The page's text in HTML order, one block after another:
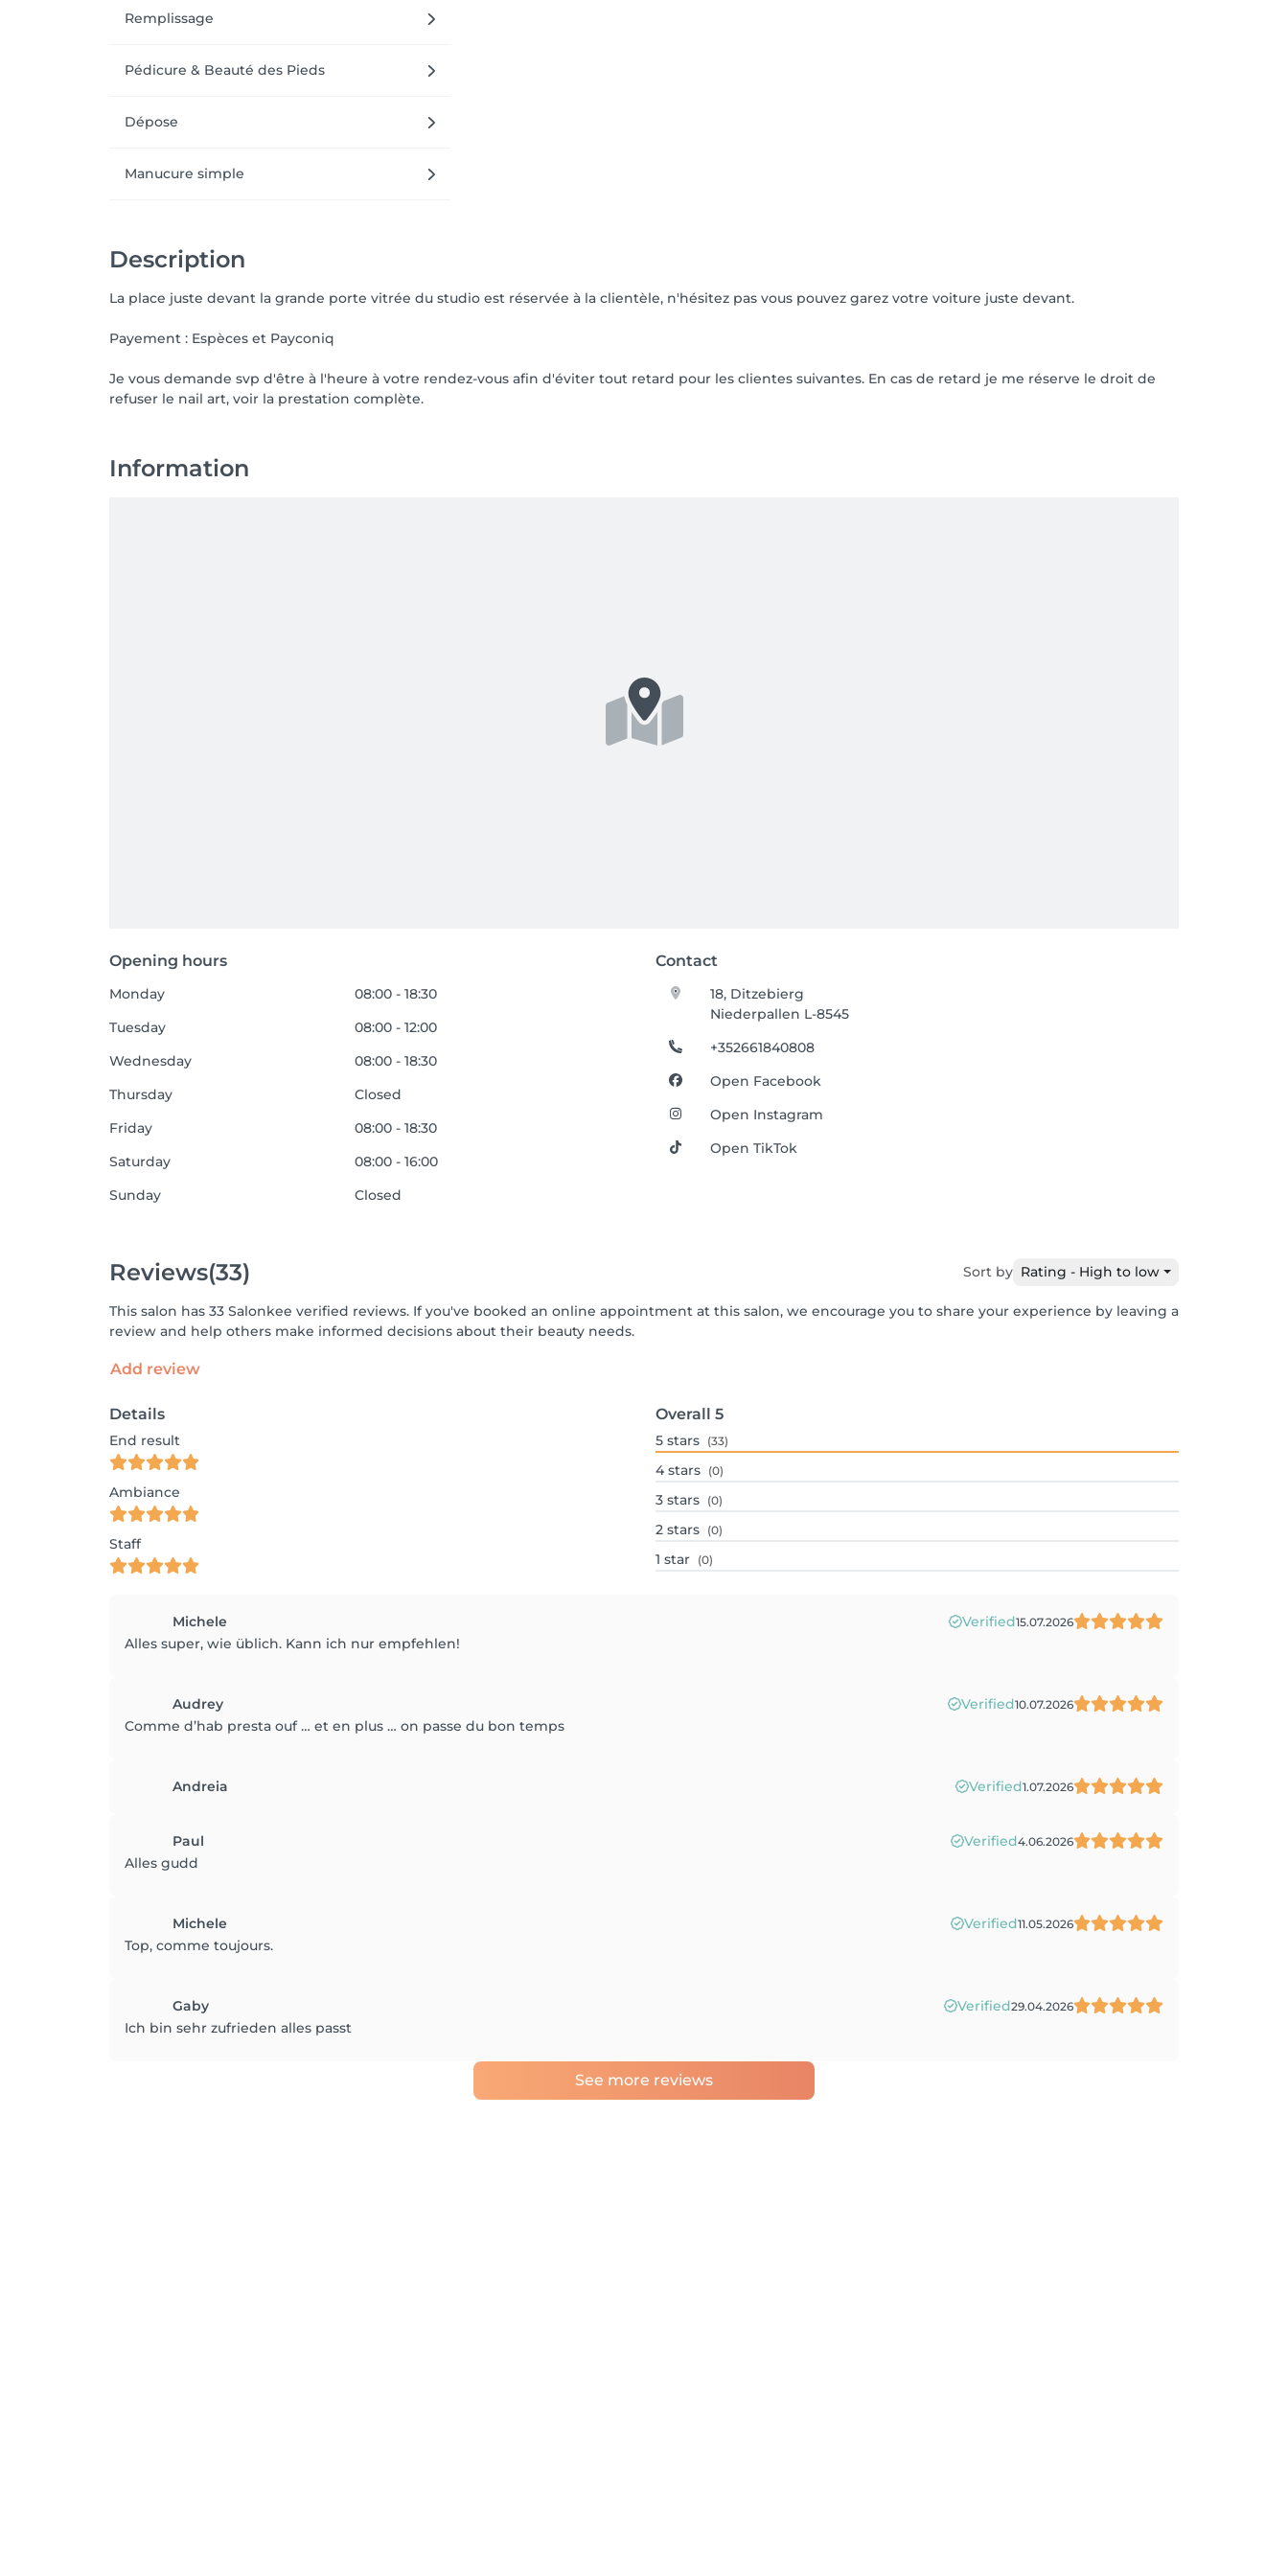
Remplissage
Pédicure & Beauté des Pieds
Dépose
Manucure simple
Description
La place juste devant la grande porte vitrée du studio est réservée à la clientèle, n'hésitez pas vous pouvez garez votre voiture juste devant.
Payement : Espèces et Payconiq
Je vous demande svp d'être à l'heure à votre rendez-vous afin d'éviter tout retard pour les clientes suivantes. En cas de retard je me réserve le droit de
refuser le nail art, voir la prestation complète.
Information
Opening hours Contact
Monday
08:00 - 18:30
Tuesday
08:00 - 12:00
Wednesday
08:00 - 18:30
Thursday
Closed
Friday
08:00 - 18:30
Saturday
08:00 - 16:00
Sunday
Closed
18, Ditzebierg
Niederpallen L-8545
+352661840808
Open Facebook
Open Instagram
Open TikTok
Reviews(33) Sort by Rating - High to low
This salon has 33 Salonkee verified reviews. If you've booked an online appointment at this salon, we encourage you to share your experience by leaving a
review and help others make informed decisions about their beauty needs.
Add review
Details
End result
Ambiance
Staff
Overall 5
5 stars (33)
4 stars (0)
3 stars (0)
2 stars (0)
1 star (0)
Michele Verified15.07.2026
Alles super, wie üblich. Kann ich nur empfehlen!
Audrey Verified10.07.2026
Comme d’hab presta ouf … et en plus … on passe du bon temps
Andreia Verified1.07.2026
Paul Verified4.06.2026
Alles gudd
Michele Verified11.05.2026
Top, comme toujours.
Gaby Verified29.04.2026
Ich bin sehr zufrieden alles passt
See more reviews